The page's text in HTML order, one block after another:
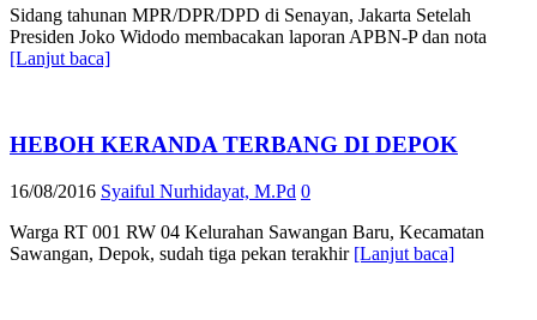
Sidang tahunan MPR/DPR/DPD di Senayan, Jakarta Setelah
Presiden Joko Widodo membacakan laporan APBN-P dan nota
[Lanjut baca]
HEBOH KERANDA TERBANG DI DEPOK
16/08/2016 Syaiful Nurhidayat, M.Pd 0
Warga RT 001 RW 04 Kelurahan Sawangan Baru, Kecamatan
Sawangan, Depok, sudah tiga pekan terakhir [Lanjut baca]